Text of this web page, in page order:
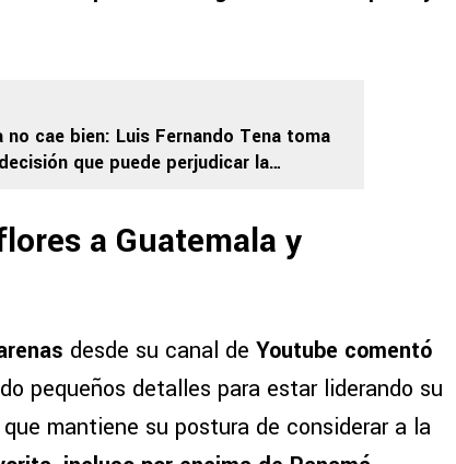
no cae bien: Luis Fernando Tena toma
que puede perjudicar la
a Guatemala y
desde su canal de Youtube comentó
pequeños detalles para estar liderando su
mantiene su postura de considerar a la